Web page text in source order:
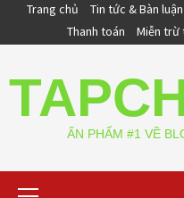
Trang chủ Tin tức & Bàn luận
Thanh toán
Miễn trừ
ẤN PHẨM #1 VỀ